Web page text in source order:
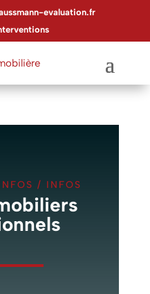
evaluation.fr
/ INFOS